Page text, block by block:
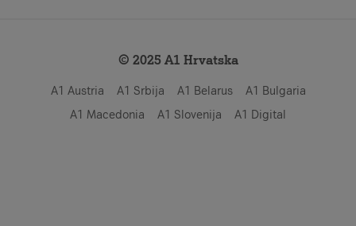
© 2025 A1 Hrvatska
A1 Austria A1 Srbija A1 Belarus
A1 Bulgaria
A1 Macedonia
A1 Slovenija A1 Digital